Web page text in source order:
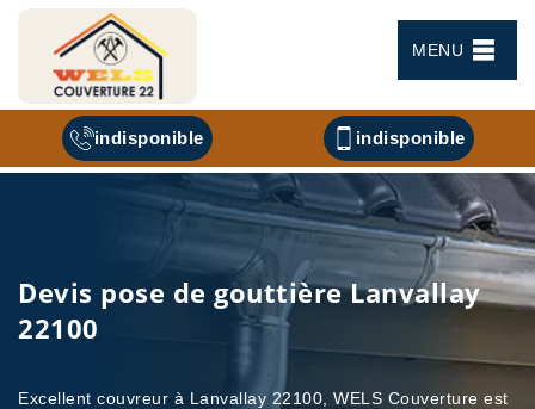
MENU
indisponible indisponible
Devis pose de gouttière Lanvallay
22100
Excellent couvreur à Lanvallay 22100, WELS Couverture est